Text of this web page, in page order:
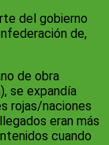
del gobierno
de,
de obra
se expandía
rojas/naciones
eran más
cuando